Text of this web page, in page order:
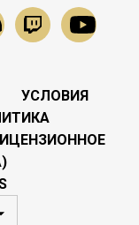
УСЛОВИЯ